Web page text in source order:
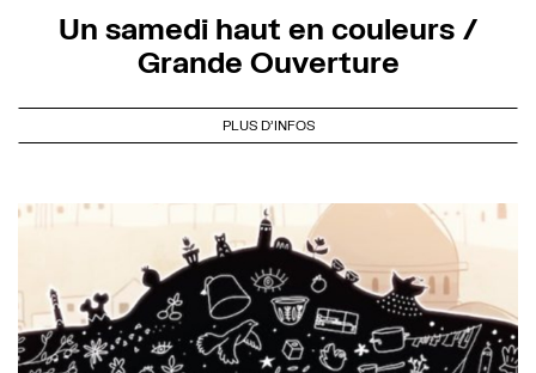
Un samedi haut en couleurs /
Grande Ouverture
PLUS D'INFOS